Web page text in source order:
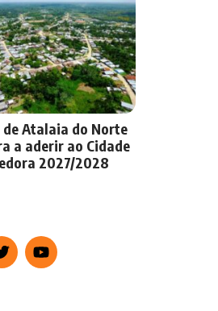
Atalaia do Norte
a aderir ao Cidade
2027/2028